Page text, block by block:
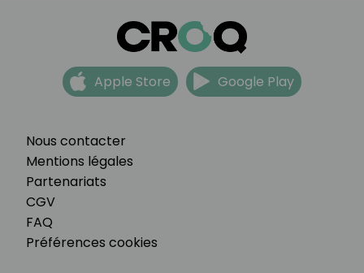
Nous contacter
Mentions légales
Partenariats
CGV
FAQ
Préférences cookies
Apple Store Google Play